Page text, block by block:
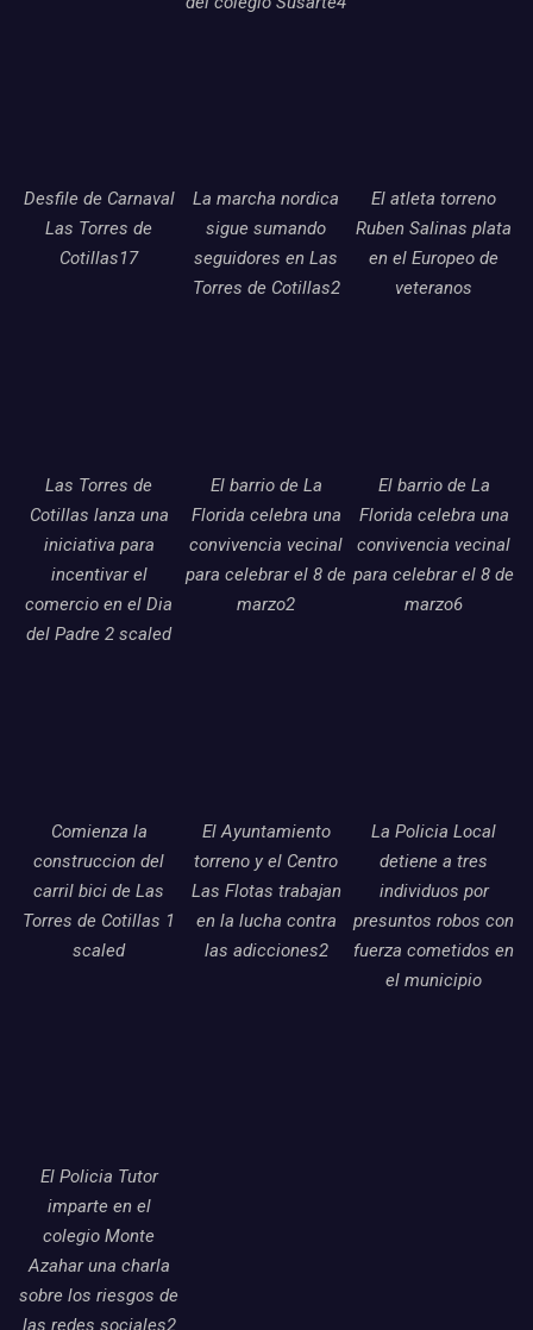
Desfile de Carnaval
Las Torres de
Cotillas17
La marcha nordica
sigue sumando
seguidores en Las
Torres de Cotillas2
El atleta torreno
Ruben Salinas plata
en el Europeo de
veteranos
Las Torres de
Cotillas lanza una
iniciativa para
incentivar el
comercio en el Dia
del Padre 2 scaled
El barrio de La
Florida celebra una
convivencia vecinal
para celebrar el 8 de
marzo2
El barrio de La
Florida celebra una
convivencia vecinal
para celebrar el 8 de
marzo6
Comienza la
construccion del
carril bici de Las
Torres de Cotillas 1
scaled
El Ayuntamiento
torreno y el Centro
Las Flotas trabajan
en la lucha contra
las adicciones2
La Policia Local
detiene a tres
individuos por
presuntos robos con
fuerza cometidos en
el municipio
El Policia Tutor
imparte en el
colegio Monte
Azahar una charla
sobre los riesgos de
las redes sociales2